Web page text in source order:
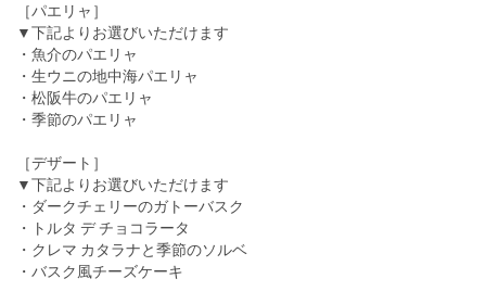
［パエリャ］
▼下記よりお選びいただけます
・魚介のパエリャ
・生ウニの地中海パエリャ
・松阪牛のパエリャ
・季節のパエリャ
［デザート］
▼下記よりお選びいただけます
・ダークチェリーのガトーバスク
・トルタ デ チョコラータ
・クレマ カタラナと季節のソルベ
・バスク風チーズケーキ